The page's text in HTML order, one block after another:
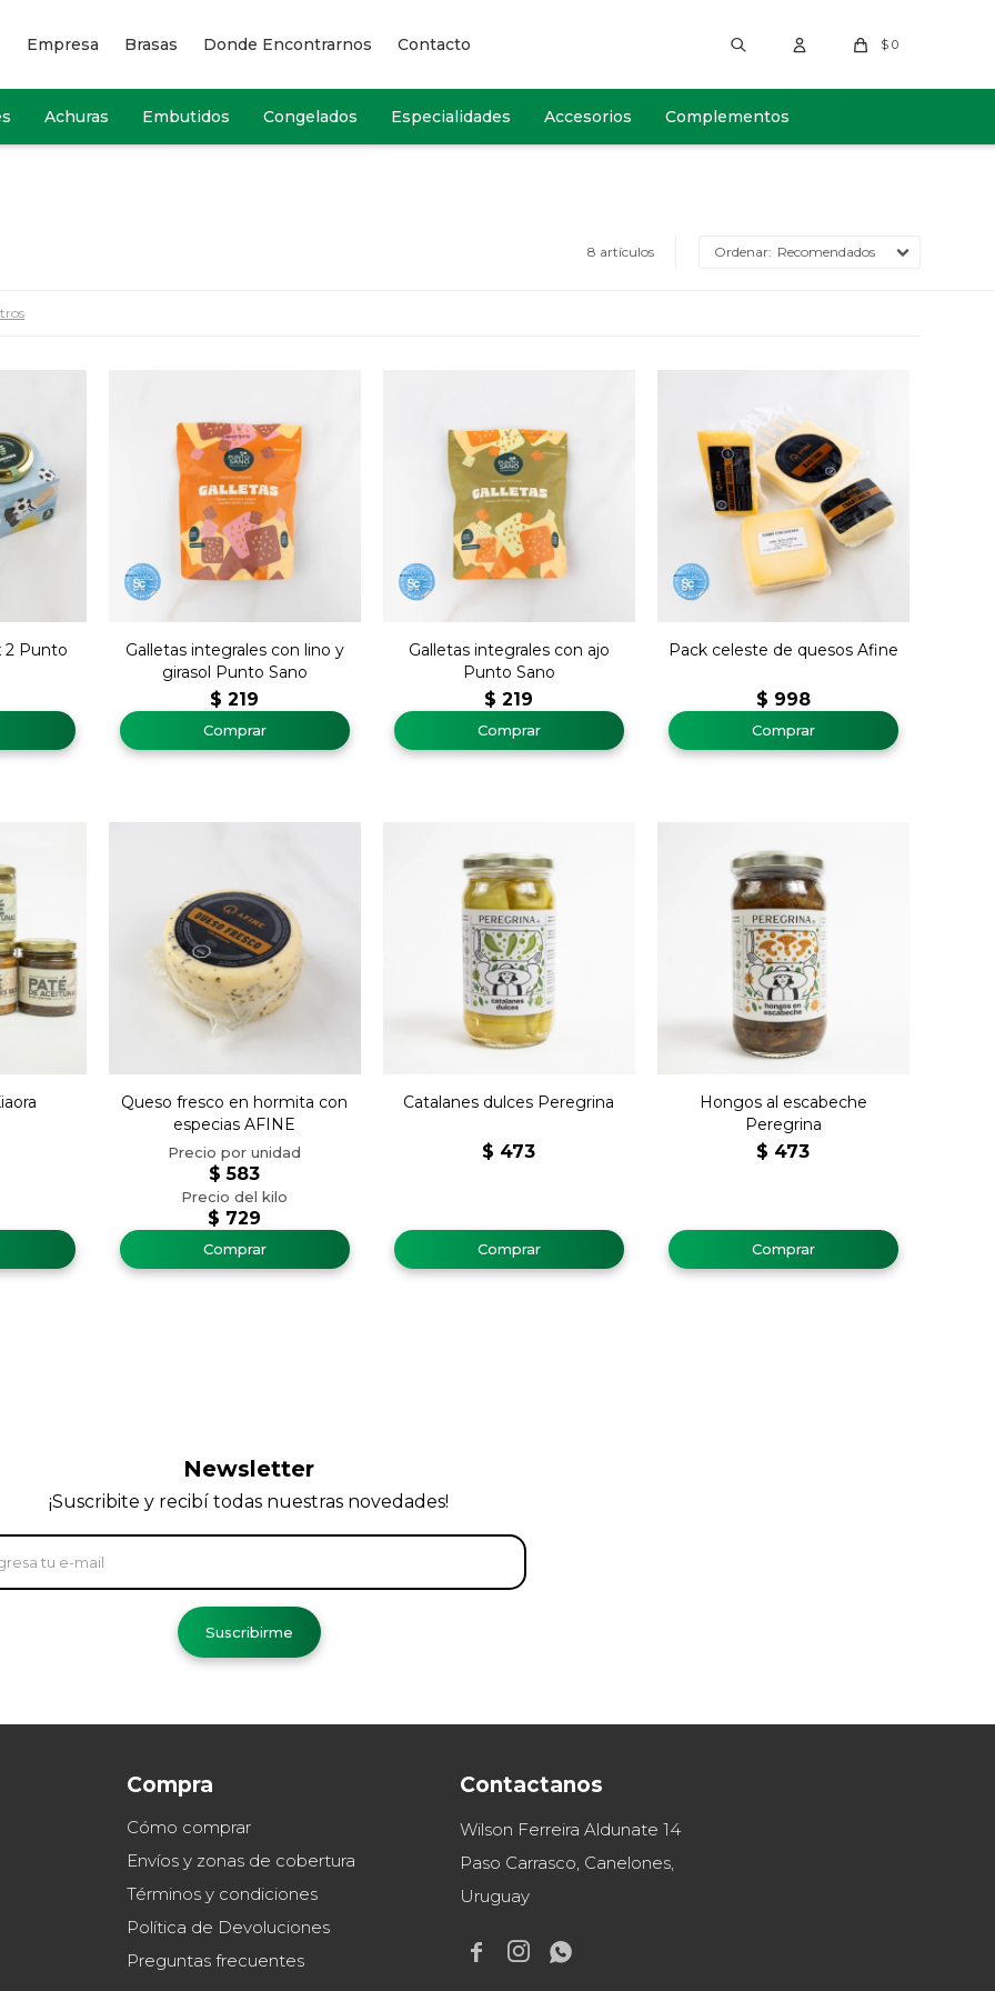
Achuras Embutidos Congelados Especialidades Accesorios Complementos
$ 0
Empresa Brasas Donde Encontrarnos Contacto
8 artículos Recomendados
2 Punto
Galletas integrales con lino y
girasol Punto Sano
$ 219
Galletas integrales con ajo
Punto Sano
$ 219
Pack celeste de quesos Afine
$ 998
Queso fresco en hormita con
especias AFINE
$ 729
$ 583
Catalanes dulces Peregrina
$ 473
Hongos al escabeche
Peregrina
$ 473
Compra
Cómo comprar
Envíos y zonas de cobertura
Términos y condiciones
Política de Devoluciones
Preguntas frecuentes
Contactanos
Wilson Ferreira Aldunate 14
Paso Carrasco, Canelones,
Uruguay
  
Newsletter
¡Suscribite y recibí todas nuestras novedades!
Suscribirme